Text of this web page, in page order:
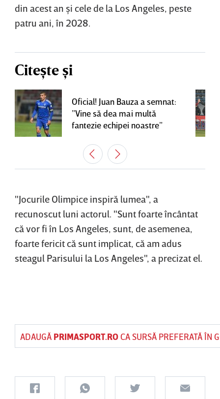
din acest an şi cele de la Los Angeles, peste
patru ani, în 2028.
Citește și
Oficial! Juan Bauza a semnat:
”Vine să dea mai multă
fantezie echipei noastre”
"Jocurile Olimpice inspiră lumea", a
recunoscut luni actorul. "Sunt foarte încântat
că vor fi în Los Angeles, sunt, de asemenea,
foarte fericit că sunt implicat, că am adus
steagul Parisului la Los Angeles", a precizat el.
ADAUGĂ PRIMASPORT.ROCA SURSĂ PREFERATĂ ÎN